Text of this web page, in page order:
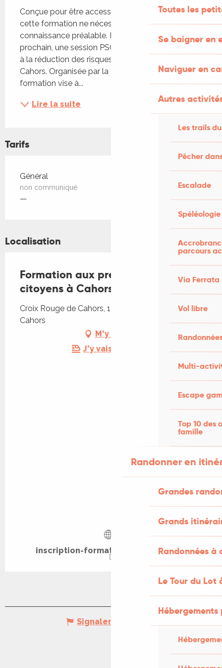
Toutes les
Se baigner en
Naviguer en
Autres
Les trails
Pêcher
Escalade
Spéléologie
parcours
Via Ferrata
Vol libre
Multi-
Escape
Top 10 des
famille
Randonner en
Grandes
Grands
Randonnées
Le Tour du Lot
Conçue pour être accessible à toutes et tous,
cette formation ne nécessite aucun prérequis ni
connaissance préalable. Le 6 septembre
prochain, une session PSC intégrant une initiation
à la réduction des risques (IRR) est programmée à
Cahors. Organisée par la Croix-Rouge, cette
formation vise à...
Lire la suite
Tarifs
Tarifs 2026
Général
non communiqué
—
Localisation
Formation aux premiers secours
citoyens à Cahors
Croix Rouge de Cahors, 175 rue Emile Zola, 46000
Cahors
M'y rendre
J'y vais en train !
inscription-formation.croix-rouge.fr
Signaler une erreur